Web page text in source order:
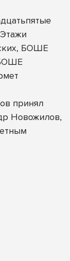
БОШЕ
принял
Новожилов,